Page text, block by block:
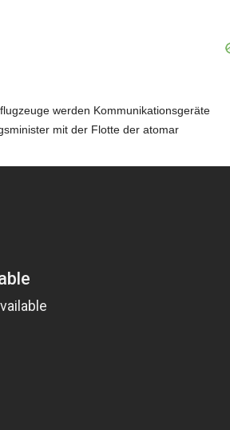
werden Kommunikationsgeräte
mit der Flotte der atomar